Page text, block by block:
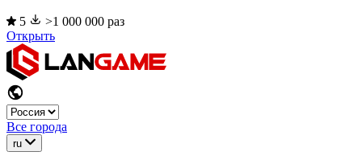
5
>1 000 000 раз
Открыть
Все города
ru